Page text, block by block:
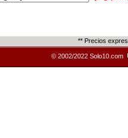
** Precios
© 2002/2022 Solo10.com